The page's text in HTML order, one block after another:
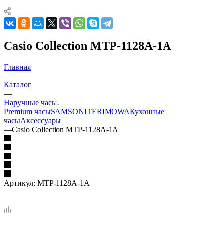
Casio Collection MTP-1128A-1A
Главная
—
Каталог
—
Наручные часы
Premium часыSAMSONITERIMOWAКухонные
часыАксессуары
—Casio Collection MTP-1128A-1A
Артикул: MTP-1128A-1A